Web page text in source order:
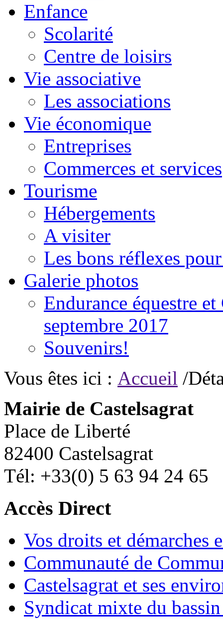
Enfance
Scolarité
Centre de loisirs
Vie associative
Les associations
Vie économique
Entreprises
Commerces et services
Tourisme
Hébergements
A visiter
Les bons réflexes
Galerie photos
Endurance équestre
septembre 2017
Souvenirs!
Vous êtes ici : Accueil /
Mairie de Castelsagrat
Place de Liberté
82400 Castelsagrat
Tél: +33(0) 5 63 94 24 65
Accès Direct
Vos droits et démarches
Communauté de
Castelsagrat et ses
Syndicat mixte du